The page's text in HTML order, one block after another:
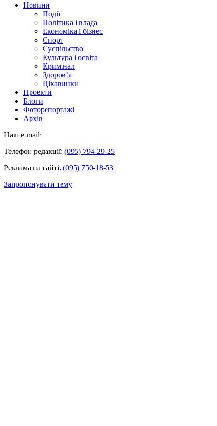
Новини
Події
Політика і влада
Економіка і бізнес
Спорт
Суспільство
Культура і освіта
Кримінал
Здоров’я
Цікавинки
Проекти
Блоги
Фоторепортажі
Архів
Наш e-mail:
Телефон редакції: (095) 794-29-25
Реклама на сайті: (095) 750-18-53
Запропонувати тему